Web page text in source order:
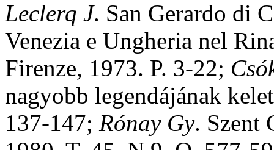
Leclerq J. San Gerardo di
Venezia e Ungheria nel
Firenze, 1973. P. 3-22;
nagyobb legendájának
137-147; Rónay Gy. Szent